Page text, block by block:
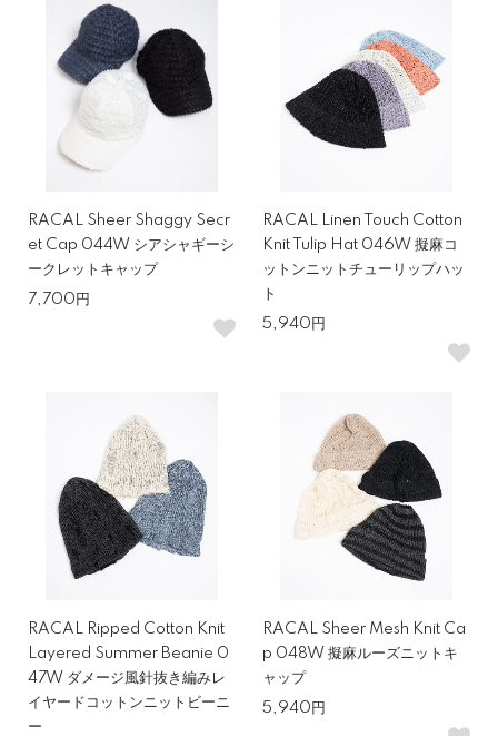
RACAL Sheer Shaggy Secr
et Cap 044W シアシャギーシ
ークレットキャップ
7,700円
RACAL Linen Touch Cotton
Knit Tulip Hat 046W 擬麻コ
ットンニットチューリップハッ
ト
5,940円
RACAL Ripped Cotton Knit
Layered Summer Beanie 0
47W ダメージ風針抜き編みレ
イヤードコットンニットビーニ
ー
RACAL Sheer Mesh Knit Ca
p 048W 擬麻ルーズニットキ
ャップ
5,940円